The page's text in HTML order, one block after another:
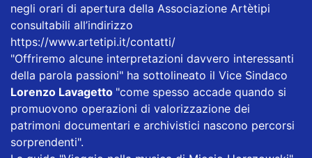
negli orari di apertura della Associazione Artètipi
consultabili all’indirizzo
https://www.artetipi.it/contatti/
"Offriremo alcune interpretazioni davvero interessanti
della parola passioni" ha sottolineato il Vice Sindaco
Lorenzo Lavagetto "come spesso accade quando si
promuovono operazioni di valorizzazione dei
patrimoni documentari e archivistici nascono percorsi
sorprendenti".